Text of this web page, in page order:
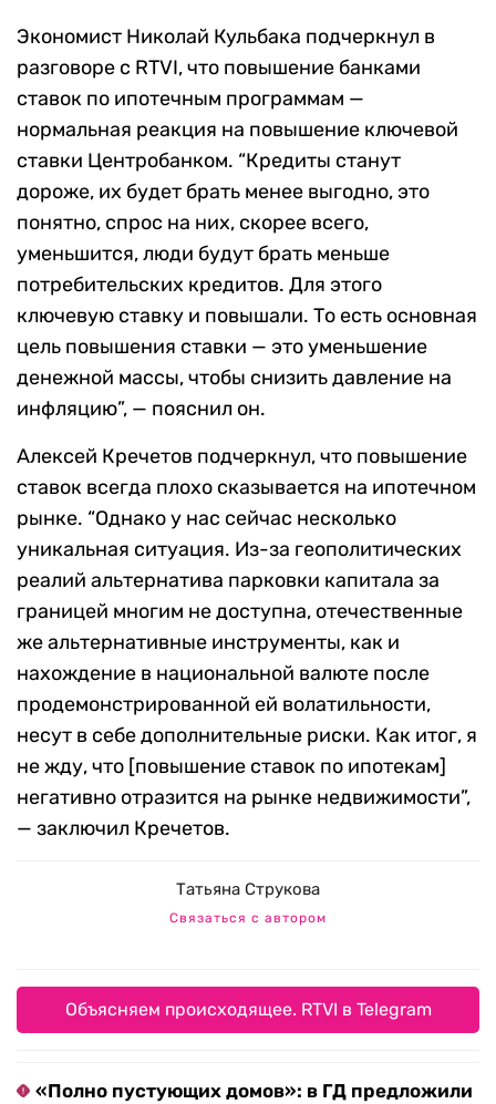
Экономист Николай Кульбака подчеркнул в
разговоре с RTVI, что повышение банками
ставок по ипотечным программам —
нормальная реакция на повышение ключевой
ставки Центробанком. “Кредиты станут
дороже, их будет брать менее выгодно, это
понятно, спрос на них, скорее всего,
уменьшится, люди будут брать меньше
потребительских кредитов. Для этого
ключевую ставку и повышали. То есть основная
цель повышения ставки — это уменьшение
денежной массы, чтобы снизить давление на
инфляцию”, — пояснил он.
Алексей Кречетов подчеркнул, что повышение
ставок всегда плохо сказывается на ипотечном
рынке. “Однако у нас сейчас несколько
уникальная ситуация. Из-за геополитических
реалий альтернатива парковки капитала за
границей многим не доступна, отечественные
же альтернативные инструменты, как и
нахождение в национальной валюте после
продемонстрированной ей волатильности,
несут в себе дополнительные риски. Как итог, я
не жду, что [повышение ставок по ипотекам]
негативно отразится на рынке недвижимости”,
— заключил Кречетов.
Татьяна Струкова
Связаться с автором
Объясняем происходящее. RTVI в Telegram
«Полно пустующих домов»: в ГД предложили